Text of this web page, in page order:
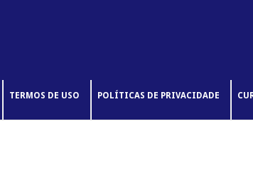
TERMOS DE USO POLÍTICAS DE PRIVACIDADE